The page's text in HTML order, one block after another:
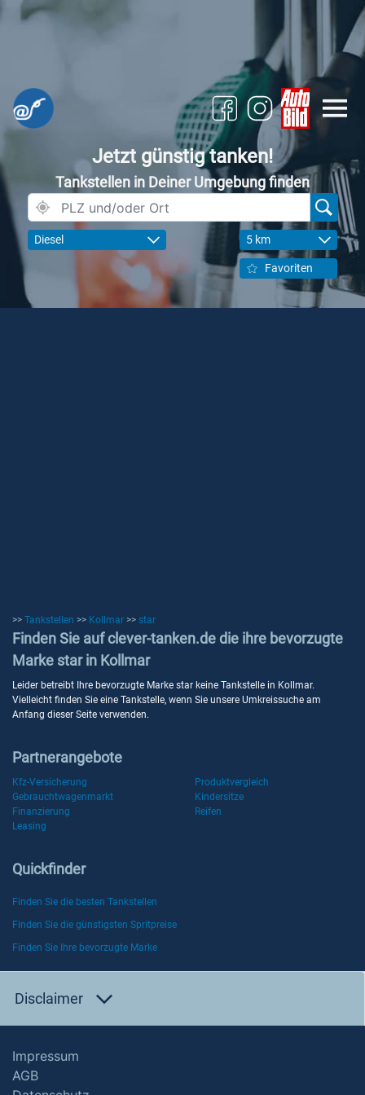
Jetzt günstig tanken!
Tankstellen in Deiner Umgebung finden
Diesel 5 km
Favoriten
>> Tankstellen >> Kollmar >> star
Finden Sie auf clever-tanken.de die ihre bevorzugte
Marke star in Kollmar
Leider betreibt Ihre bevorzugte Marke star keine Tankstelle in Kollmar.
Vielleicht finden Sie eine Tankstelle, wenn Sie unsere Umkreissuche am
Anfang dieser Seite verwenden.
Partnerangebote
Kfz-Versicherung
Produktvergleich
Gebrauchtwagenmarkt
Kindersitze
Finanzierung
Reifen
Leasing
Quickfinder
Finden Sie die besten Tankstellen
Finden Sie die günstigsten Spritpreise
Finden Sie Ihre bevorzugte Marke
Disclaimer
Impressum
AGB